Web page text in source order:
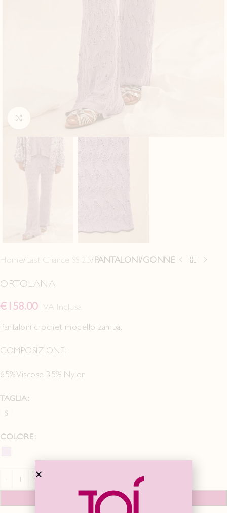
Click to enlarge
Home Last Chance SS 25 PANTALONI/GONNE
ORTOLANA
€ 158.00 IVA Inclusa
Pantaloni crochet modello zampa.
COMPOSIZIONE:
65% Viscose 35% Nylon
TAGLIA
S
COLORE
AGGIUNGI AL CARRELLO